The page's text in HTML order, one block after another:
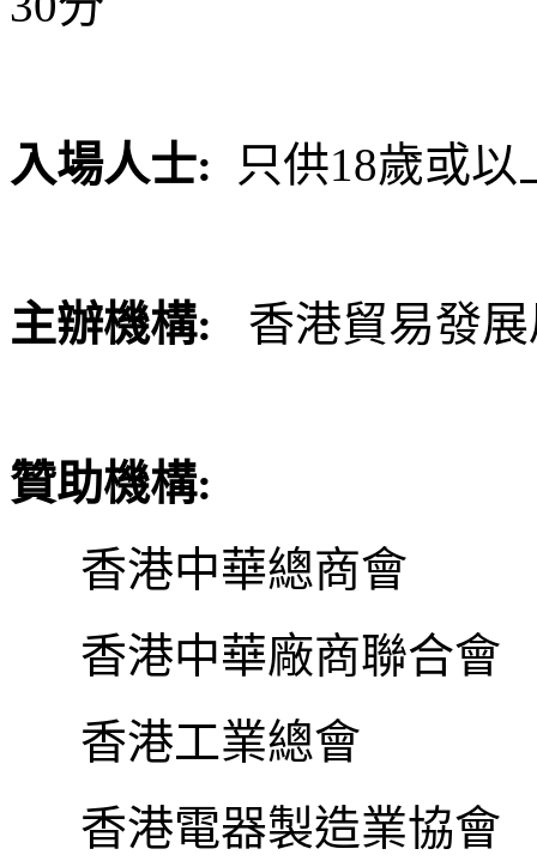
入場人士: 只供18歲或以
主辦機構: 香港貿易發
贊助機構:
香港中華總商會
香港中華廠商聯合會
香港工業總會
香港電器製造業協會